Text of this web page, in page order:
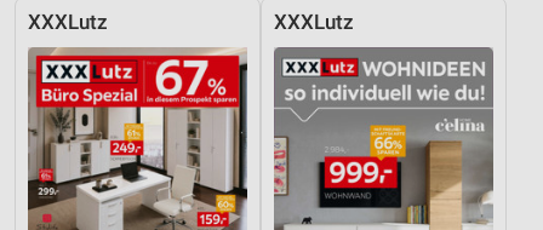
XXXLutz XXXLutz
Performance
Funktional
Werbung